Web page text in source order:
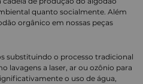
quanto socialmente. Além
orgânico em nossas peças
substituindo o processo tradicional
lavagens a laser, ar ou ozônio para
o uso de água,